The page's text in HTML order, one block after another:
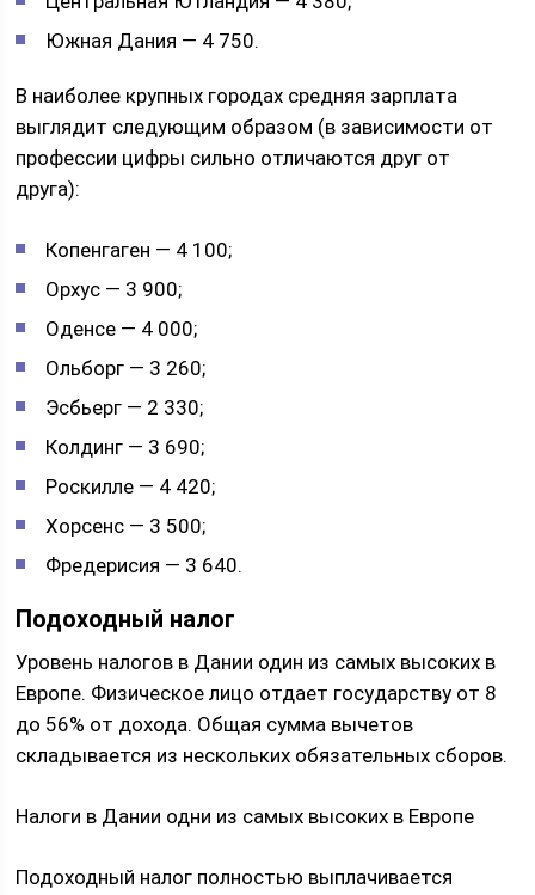
Южная Дания — 4 750.
В наиболее крупных городах средняя зарплата
выглядит следующим образом (в зависимости от
профессии цифры сильно отличаются друг от
друга):
Копенгаген — 4 100;
Орхус — 3 900;
Оденсе — 4 000;
Ольборг — 3 260;
Эсбьерг — 2 330;
Колдинг — 3 690;
Роскилле — 4 420;
Хорсенс — 3 500;
Фредерисия — 3 640.
Подоходный налог
Уровень налогов в Дании один из самых высоких в
Европе. Физическое лицо отдает государству от 8
до 56% от дохода. Общая сумма вычетов
складывается из нескольких обязательных сборов.
Налоги в Дании одни из самых высоких в Европе
Подоходный налог полностью выплачивается